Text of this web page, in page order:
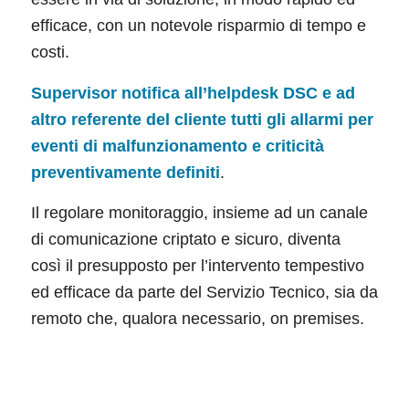
efficace, con un notevole risparmio di tempo e
costi.
Supervisor notifica all’helpdesk DSC e ad
altro referente del cliente tutti gli allarmi per
eventi di malfunzionamento e criticità
preventivamente definiti.
Il regolare monitoraggio, insieme ad un canale
di comunicazione criptato e sicuro, diventa
così il presupposto per l’intervento tempestivo
ed efficace da parte del Servizio Tecnico, sia da
remoto che, qualora necessario, on premises.